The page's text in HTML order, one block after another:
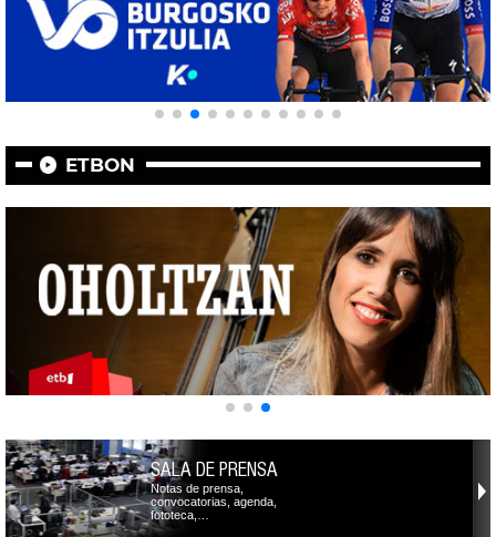
ETBON
SALA DE PRENSA
Notas de prensa,
convocatorias, agenda,
fototeca,…